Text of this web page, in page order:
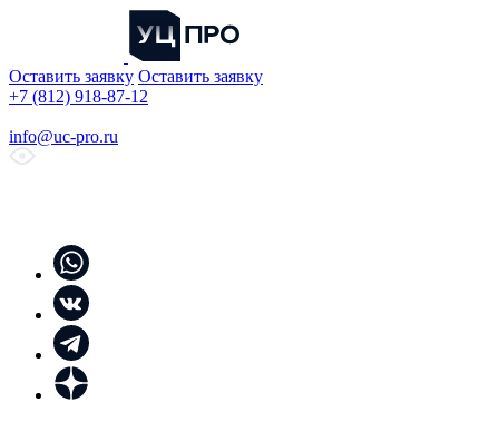
Оставить заявку Оставить заявку
+7 (812) 918-87-12
info@uc-pro.ru